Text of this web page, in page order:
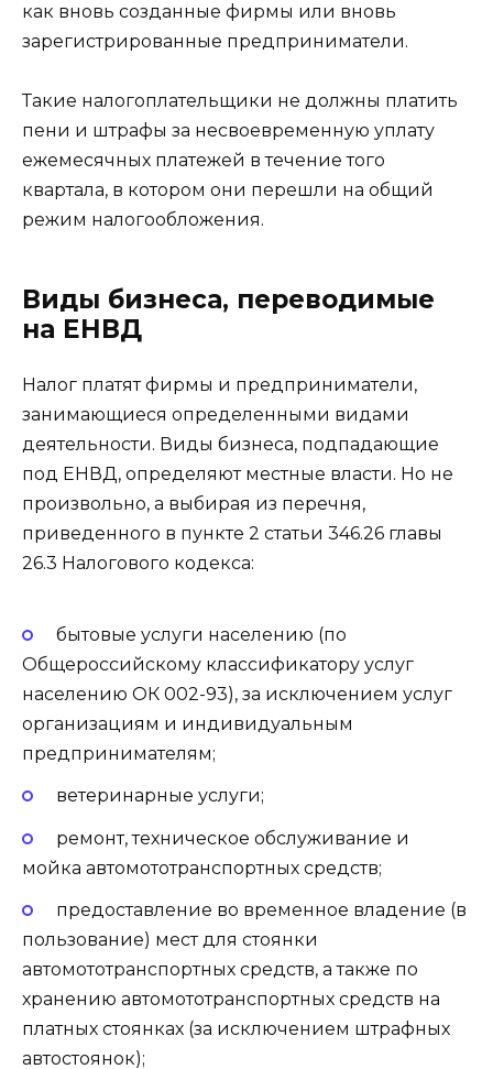
как вновь созданные фирмы или вновь
зарегистрированные предприниматели.
Такие налогоплательщики не должны платить
пени и штрафы за несвоевременную уплату
ежемесячных платежей в течение того
квартала, в котором они перешли на общий
режим налогообложения.
Виды бизнеса, переводимые
на ЕНВД
Налог платят фирмы и предприниматели,
занимающиеся определенными видами
деятельности. Виды бизнеса, подпадающие
под ЕНВД, определяют местные власти. Но не
произвольно, а выбирая из перечня,
приведенного в пункте 2 статьи 346.26 главы
26.3 Налогового кодекса:
бытовые услуги населению (по
Общероссийскому классификатору услуг
населению ОК 002-93), за исключением услуг
организациям и индивидуальным
предпринимателям;
ветеринарные услуги;
ремонт, техническое обслуживание и
мойка автомототранспортных средств;
предоставление во временное владение (в
пользование) мест для стоянки
автомототранспортных средств, а также по
хранению автомототранспортных средств на
платных стоянках (за исключением штрафных
автостоянок);